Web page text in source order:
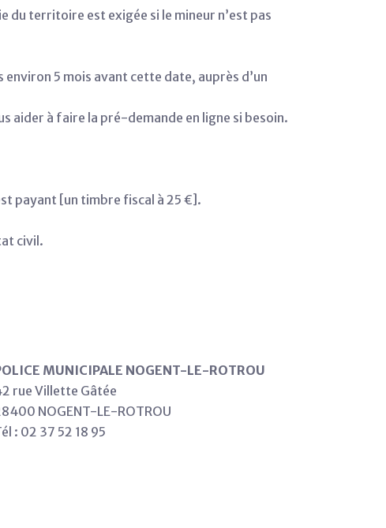
territoire est exigée si le mineur n’est pas
5 mois avant cette date, auprès d’un
aider à faire la pré-demande en ligne si besoin.
payant [un timbre fiscal à 25 €].
civil.
MUNICIPALE NOGENT-LE-ROTROU
rue Villette Gâtée
NOGENT-LE-ROTROU
: 02 37 52 18 95